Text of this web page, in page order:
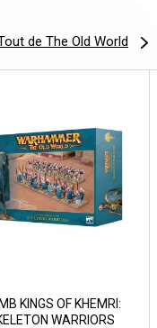
de The Old World
KINGS OF KHEMRI:
WARRIORS